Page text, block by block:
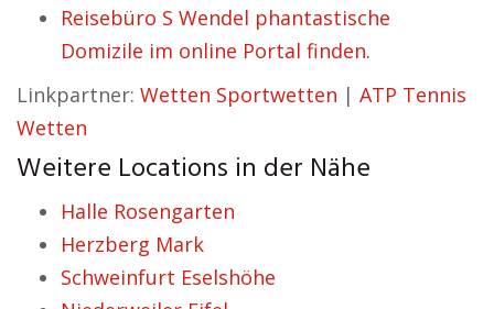
Reisebüro S Wendel phantastische
Domizile im online Portal finden.
Linkpartner: Wetten Sportwetten | ATP Tennis
Wetten
Weitere Locations in der Nähe
Halle Rosengarten
Herzberg Mark
Schweinfurt Eselshöhe